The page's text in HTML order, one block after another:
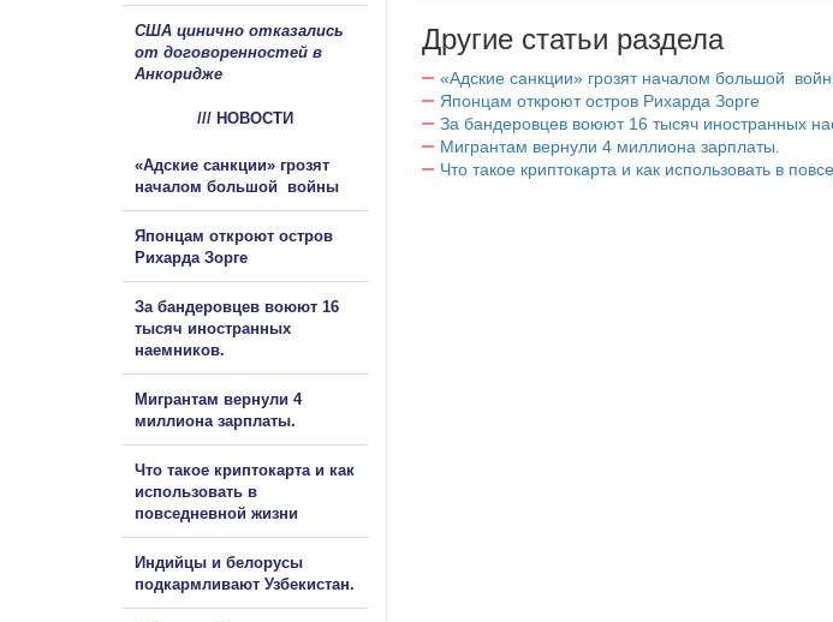
Другие статьи раздела
«Адские санкции» грозят началом большой
Японцам откроют остров Рихарда Зорге
За бандеровцев воюют 16 тысяч иностранных
Мигрантам вернули 4 миллиона зарплаты.
Что такое криптокарта и как использовать в
США цинично отказались
от договоренностей в
Анкоридже
/// НОВОСТИ
«Адские санкции» грозят
началом большой войны
Японцам откроют остров
Рихарда Зорге
За бандеровцев воюют 16
тысяч иностранных
наемников.
Мигрантам вернули 4
миллиона зарплаты.
Что такое криптокарта и как
использовать в
повседневной жизни
Индийцы и белорусы
подкармливают Узбекистан.